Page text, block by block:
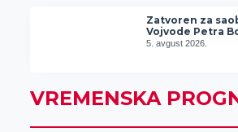
Zatvoren za
Vojvode Petra
5. avgust 2026.
VREMENSKA